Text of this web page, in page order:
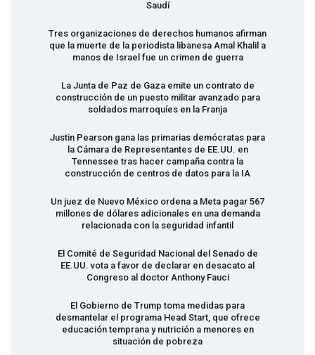
Saudí
Tres organizaciones de derechos humanos afirman
que la muerte de la periodista libanesa Amal Khalil a
manos de Israel fue un crimen de guerra
La Junta de Paz de Gaza emite un contrato de
construcción de un puesto militar avanzado para
soldados marroquíes en la Franja
Justin Pearson gana las primarias demócratas para
la Cámara de Representantes de EE.UU. en
Tennessee tras hacer campaña contra la
construcción de centros de datos para la IA
Un juez de Nuevo México ordena a Meta pagar 567
millones de dólares adicionales en una demanda
relacionada con la seguridad infantil
El Comité de Seguridad Nacional del Senado de
EE.UU. vota a favor de declarar en desacato al
Congreso al doctor Anthony Fauci
El Gobierno de Trump toma medidas para
desmantelar el programa Head Start, que ofrece
educación temprana y nutrición a menores en
situación de pobreza